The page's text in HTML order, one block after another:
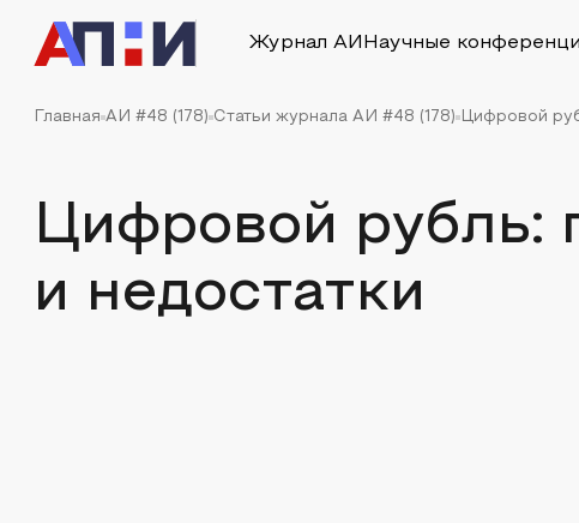
Журнал АИ Научные
Главная АИ #48 (178) Статьи журнала АИ #48 (178) Цифровой
Цифровой рубль:
и недостатки